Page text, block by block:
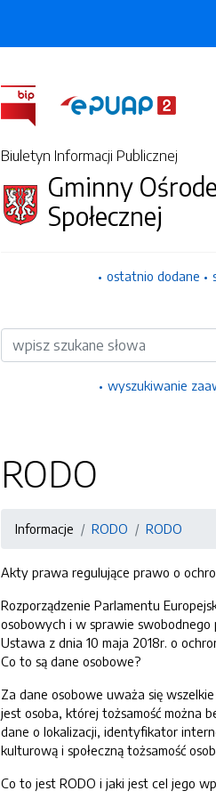
Biuletyn Informacji Publicznej
Gminny
Społecznej
ostatnio dodane
Wyszukiwarka
wyszukiwanie
RODO
Informacje RODO RODO
Akty prawa regulujące prawo o
Rozporządzenie Parlamentu
osobowych i w sprawie
Ustawa z dnia 10 maja 2018r. o
Co to są dane osobowe?
Za dane osobowe uważa się
jest osoba, której tożsamość można
dane o lokalizacji, identyfikator
kulturową i społeczną tożsamość
Co to jest RODO i jaki jest cel jego